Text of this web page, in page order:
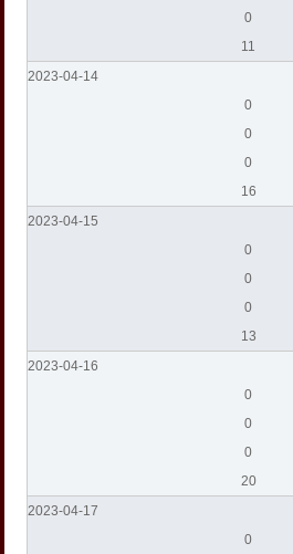
0
11
2023-04-14
0
0
0
16
2023-04-15
0
0
0
13
2023-04-16
0
0
0
20
2023-04-17
0